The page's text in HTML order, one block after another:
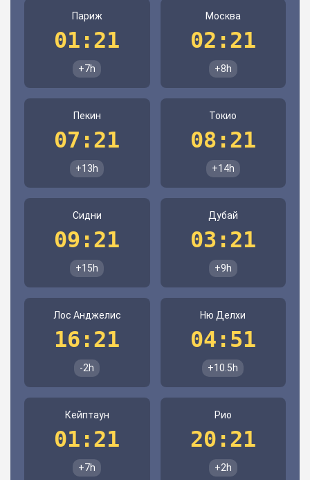
Париж
01:21
+7h
Москва
02:21
+8h
Пекин
07:21
+13h
Токио
08:21
+14h
Сидни
09:21
+15h
Дубай
03:21
+9h
Лос Анджелис
16:21
-2h
Ню Делхи
04:51
+10.5h
Кейптаун
01:21
+7h
Рио
20:21
+2h